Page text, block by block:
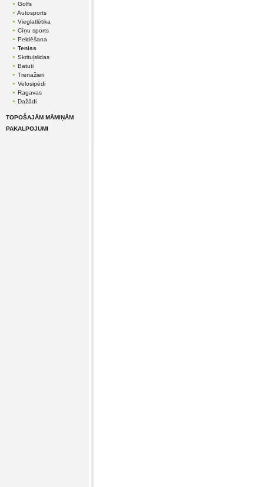
Golfs
Autosports
Vieglatlētika
Cīņu sports
Peldēšana
Teniss
Skrituļslidas
Batuti
Trenažieri
Velosipēdi
Ragavas
Dažādi
TOPOŠAJĀM MĀMIŅĀM
PAKALPOJUMI